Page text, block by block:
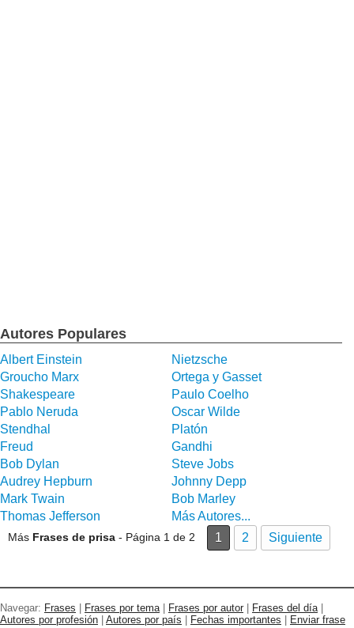
Autores Populares
Albert Einstein
Nietzsche
Groucho Marx
Ortega y Gasset
Shakespeare
Paulo Coelho
Pablo Neruda
Oscar Wilde
Stendhal
Platón
Freud
Gandhi
Bob Dylan
Steve Jobs
Audrey Hepburn
Johnny Depp
Mark Twain
Bob Marley
Thomas Jefferson
Más Autores...
Más Frases de prisa - Página 1 de 2 1 2 Siguiente
Navegar: Frases Frases por tema| Frases por autor Frases del día|
Autores por profesión
Autores por país Fechas importantes Enviar frase